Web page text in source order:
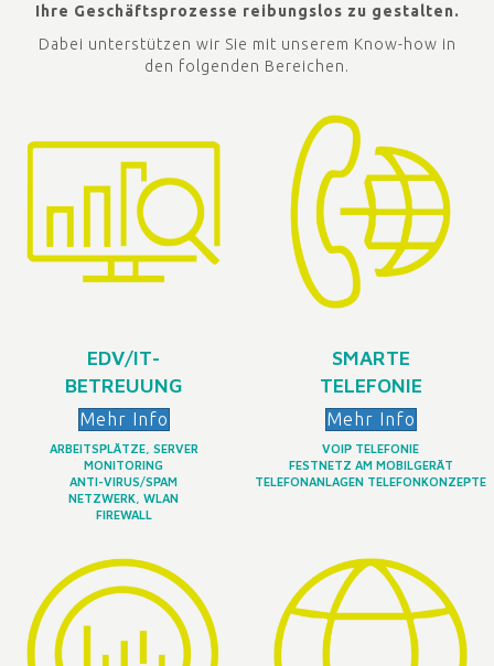
Ihre Geschäftsprozesse reibungslos zu gestalten.
Dabei unterstützen wir Sie mit unserem Know-how in
den folgenden Bereichen.
EDV/IT-
BETREUUNG
Mehr Info
ARBEITSPLÄTZE, SERVER
MONITORING
ANTI-VIRUS/SPAM
NETZWERK, WLAN
FIREWALL
SMARTE
TELEFONIE
Mehr Info
VOIP TELEFONIE
FESTNETZ AM MOBILGERÄT
TELEFONANLAGEN TELEFONKONZEPTE